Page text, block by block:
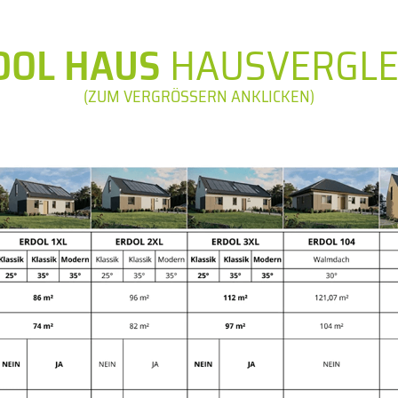
HAUS
(ZUM VERGRÖSSERN ANKLICKEN)